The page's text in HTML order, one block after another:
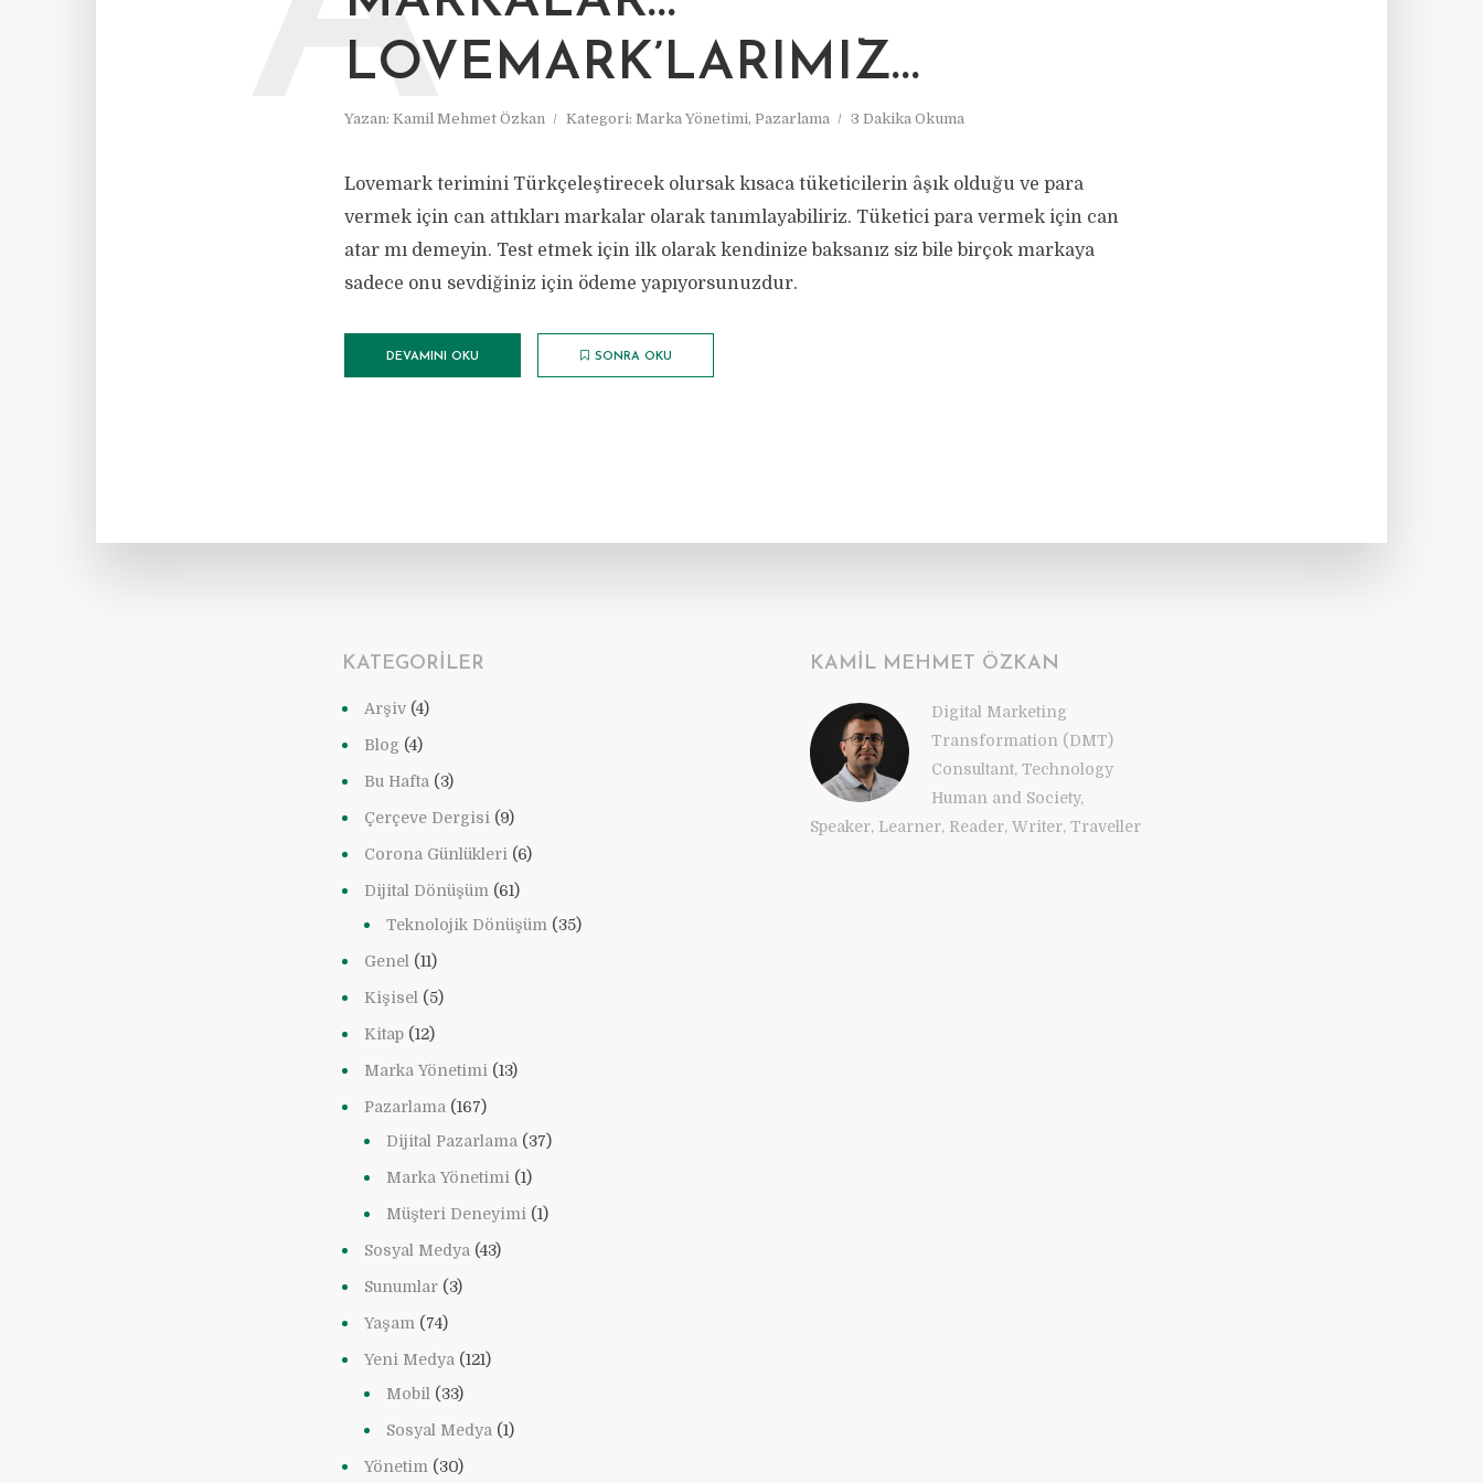
LOVEMARK’LARIMIZ…
Yazan: Kamil Mehmet Özkan Kategori: Marka Yönetimi, Pazarlama 3 Dakika Okuma
Lovemark terimini Türkçeleştirecek olursak kısaca tüketicilerin âşık olduğu ve para
vermek için can attıkları markalar olarak tanımlayabiliriz. Tüketici para vermek için can
atar mı demeyin. Test etmek için ilk olarak kendinize baksanız siz bile birçok markaya
sadece onu sevdiğiniz için ödeme yapıyorsunuzdur.
DEVAMINI OKU SONRA OKU
KATEGORILER
Arşiv (4)
Blog (4)
Bu Hafta (3)
Çerçeve Dergisi (9)
Corona Günlükleri (6)
Dijital Dönüşüm (61)
Teknolojik Dönüşüm (35)
Genel (11)
Kişisel (5)
Kitap (12)
Marka Yönetimi (13)
Pazarlama (167)
Dijital Pazarlama (37)
Marka Yönetimi (1)
Müşteri Deneyimi (1)
Sosyal Medya (43)
Sunumlar (3)
Yaşam (74)
Yeni Medya (121)
Mobil (33)
Sosyal Medya (1)
Yönetim (30)
KAMIL MEHMET ÖZKAN
Digital Marketing
Transformation (DMT)
Consultant, Technology
Human and Society,
Speaker, Learner, Reader, Writer, Traveller